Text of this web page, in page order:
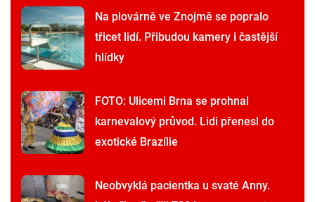
Na plovárně ve Znojmě se popralo
třicet lidí. Přibudou kamery i častější
hlídky
FOTO: Ulicemi Brna se prohnal
karnevalový průvod. Lidi přenesl do
exotické Brazílie
Neobvyklá pacientka u svaté Anny.